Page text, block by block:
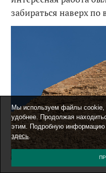
забираться наверх
Мы используем файлы cookie,
удобнее. Продолжая
этим. Подробную
здесь.